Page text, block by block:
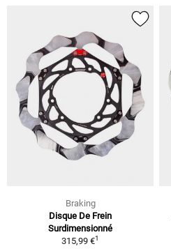
Braking
Disque De Frein
Surdimensionné
315,99 €1